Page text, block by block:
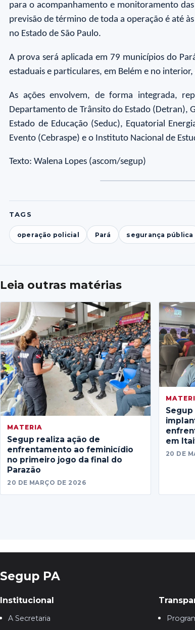
para o acompanhamento e monitoramento
previsão de término de toda a operação é até
no Estado de São Paulo.
A prova será aplicada em 79 municípios do
estaduais e particulares, em Belém e no
As ações envolvem, de forma integrada,
Departamento de Trânsito do Estado (Detran),
Estado de Educação (Seduc), Equatorial
Evento (Cebraspe) e o Instituto Nacional de
Texto: Walena Lopes (ascom/segup)
TAGS
operação policial Pará segurança pública
Leia outras matérias
MATERIA
Segup realiza ação de
enfrentamento ao feminicídio
no primeiro jogo da final do
Parazão
20 DE MARÇO DE 2026
em
20 DE
Segup PA
Institucional
A Secretaria